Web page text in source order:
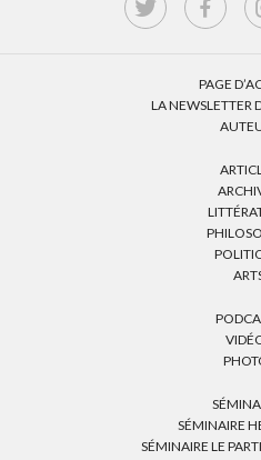
PAGE
LA NEWSLETTER
SÉMINAIRE
SÉMINAIRE LE